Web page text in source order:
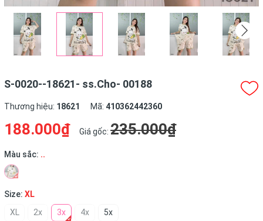
S-0020--18621- ss.Cho- 00188
Thương hiệu: 18621 Mã: 410362442360
188.000₫ Giá gốc: 235.000₫
Màu sắc: ..
Size: XL
XL
2x 3x 4x 5x